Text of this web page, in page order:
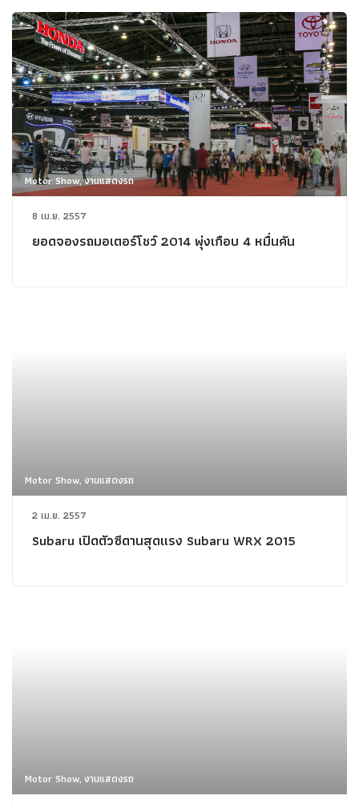
Motor Show, งานแสดงรถ
8 เม.ย. 2557
ยอดจองรถมอเตอร์โชว์ 2014 พุ่งเกือบ 4 หมื่นคัน
Motor Show, งานแสดงรถ
2 เม.ย. 2557
Subaru เปิดตัวซีดานสุดแรง Subaru WRX 2015
Motor Show, งานแสดงรถ